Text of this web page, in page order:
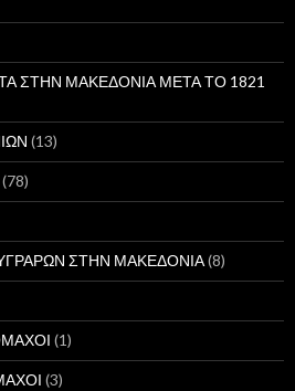
ΣΤΗΝ ΜΑΚΕΔΟΝΙΑ ΜΕΤΑ ΤΟ 1821
(13)
(78)
ΣΤΗΝ ΜΑΚΕΔΟΝΙΑ(8)
(1)
(3)